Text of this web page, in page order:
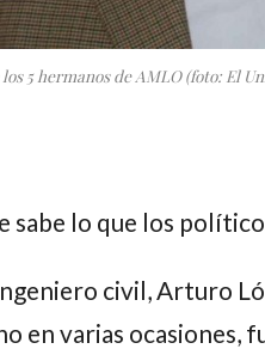
5 hermanos de AMLO (foto: El
sabe lo que los
civil,Arturo
en varias ocasiones,